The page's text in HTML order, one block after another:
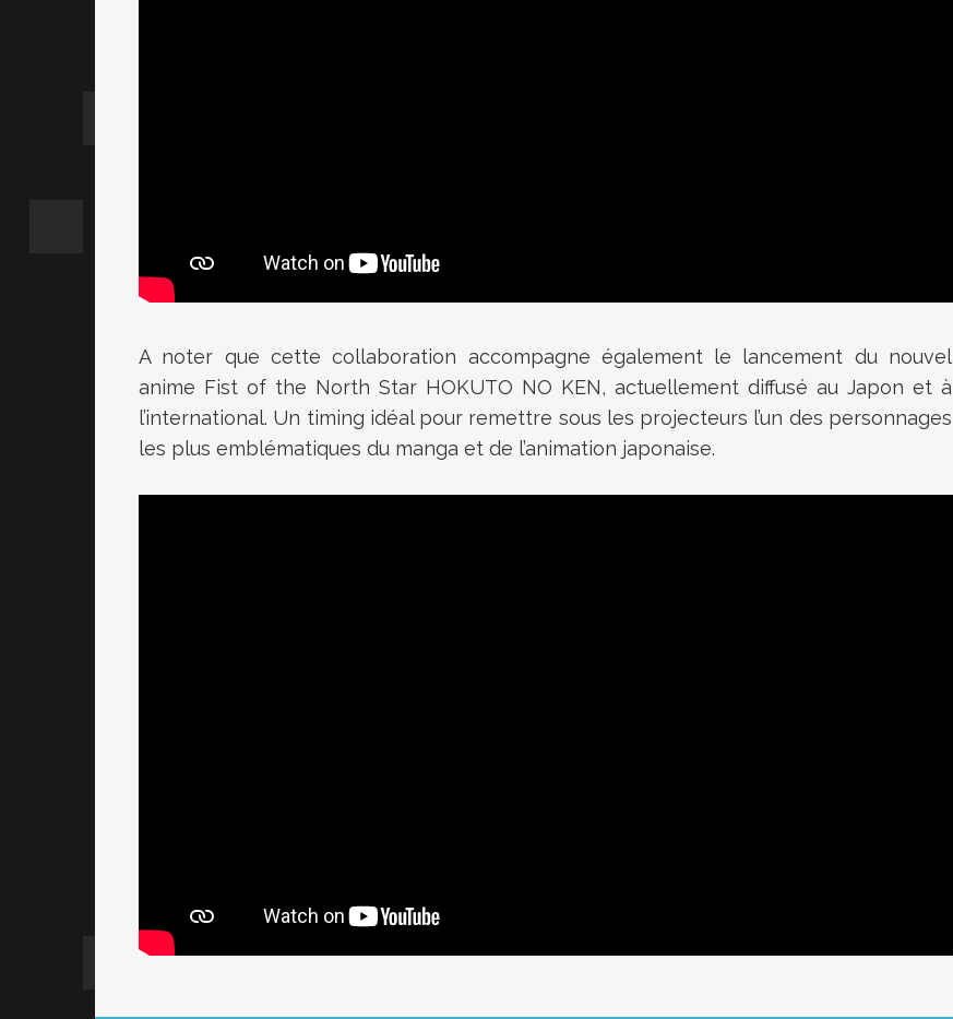
A noter que cette collaboration accompagne également le lancement du nouvel
anime Fist of the North Star HOKUTO NO KEN, actuellement diffusé au Japon et à
l’international. Un timing idéal pour remettre sous les projecteurs l’un des personnages
les plus emblématiques du manga et de l’animation japonaise.